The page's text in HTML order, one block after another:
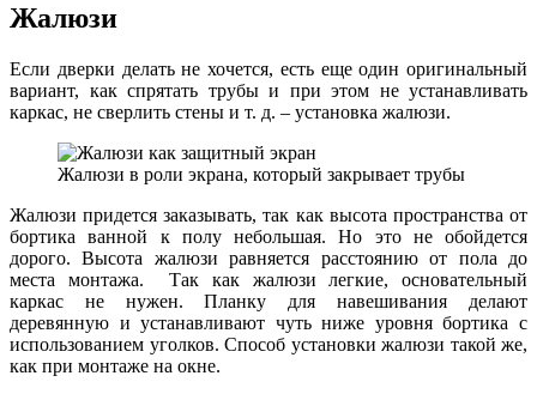
Жалюзи
Если дверки делать не хочется, есть еще один оригинальный
вариант, как спрятать трубы и при этом не устанавливать
каркас, не сверлить стены и т. д. – установка жалюзи.
Жалюзи в роли экрана, который закрывает трубы
Жалюзи придется заказывать, так как высота пространства от
бортика ванной к полу небольшая. Но это не обойдется
дорого. Высота жалюзи равняется расстоянию от пола до
места монтажа. Так как жалюзи легкие, основательный
каркас не нужен. Планку для навешивания делают
деревянную и устанавливают чуть ниже уровня бортика с
использованием уголков. Способ установки жалюзи такой же,
как при монтаже на окне.